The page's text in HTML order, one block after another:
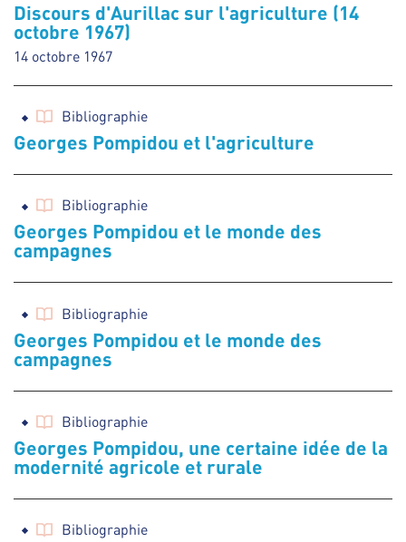
Discours d'Aurillac sur l'agriculture (14
octobre 1967)
14 octobre 1967
Bibliographie
Georges Pompidou et l'agriculture
Bibliographie
Georges Pompidou et le monde des
campagnes
Bibliographie
Georges Pompidou et le monde des
campagnes
Bibliographie
Georges Pompidou, une certaine idée de la
modernité agricole et rurale
Bibliographie